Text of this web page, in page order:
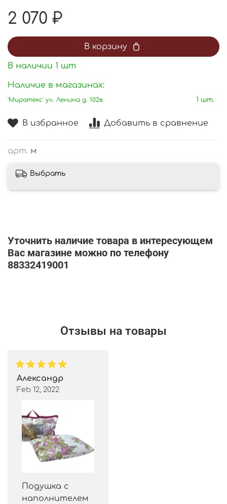
В избранное Добавить в сравнение
арт. м
2 070 ₽
В корзину
В наличии 1 шт
Наличие в магазинах:
'Миратекс' ул. Ленина д. 102в 1 шт.
Выбрать
Уточнить наличие товара в интересующем
Вас магазине можно по телефону
88332419001
Отзывы на товары
Александр
Feb 12, 2022
Подушка с
наполнителем